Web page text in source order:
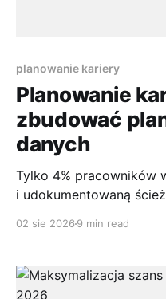
planowanie kariery
Planowanie
zbudować
danych
Tylko 4% pracowników
i udokumentowaną
oparte na danych, jeśli ma
02 sie 2026 9 min read